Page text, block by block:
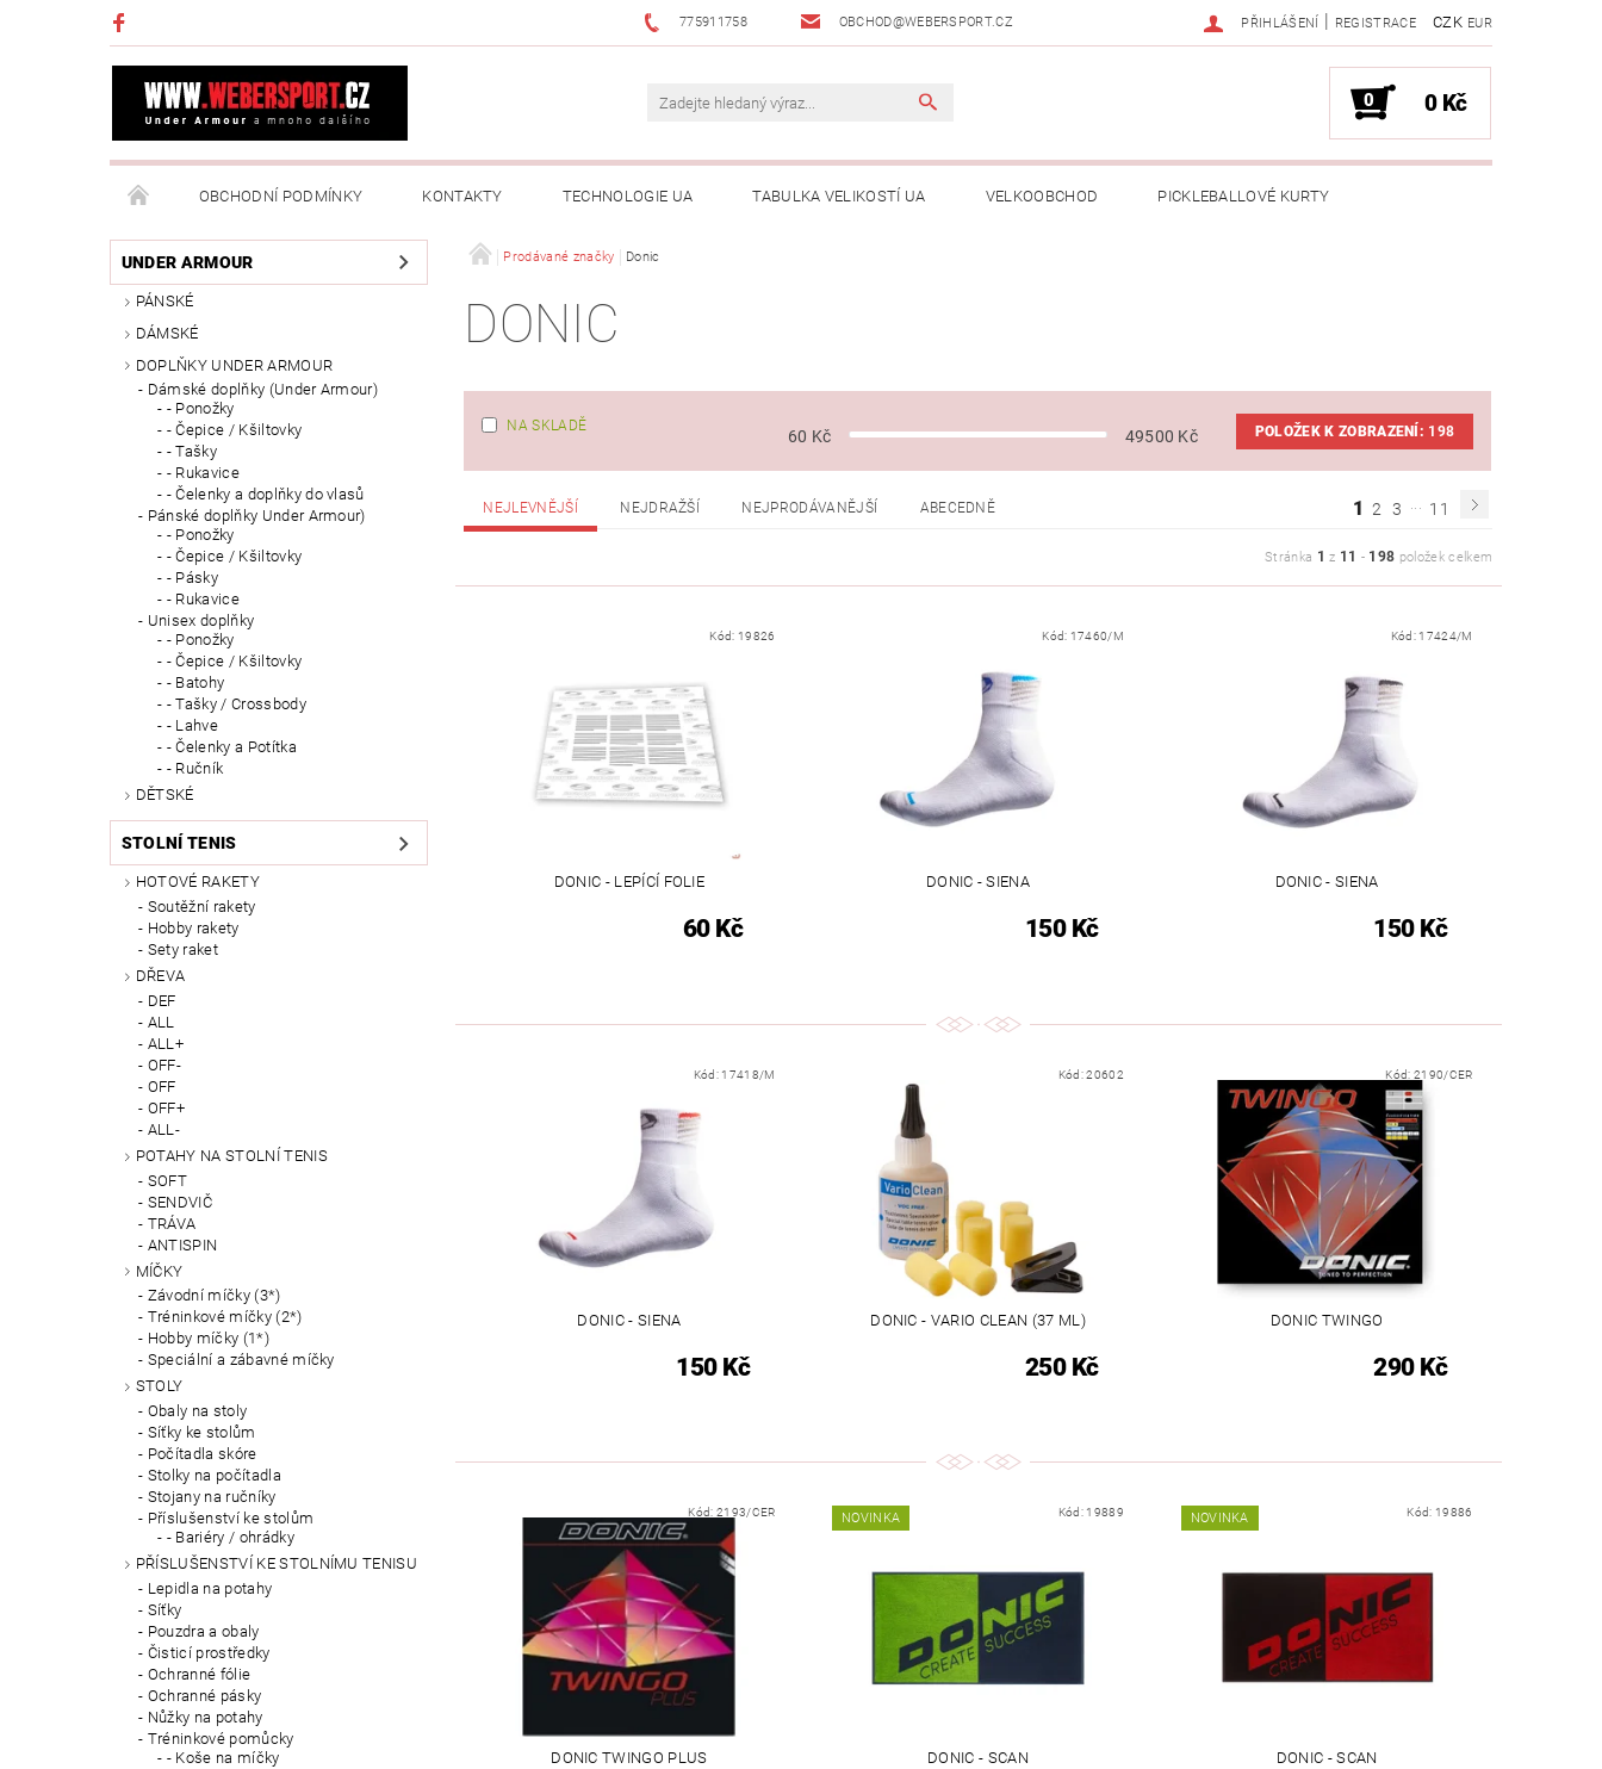
775911758 OBCHOD@WEBERSPORT.CZ CZK EUR
PŘIHLÁŠENÍ | REGISTRACE
0 0 Kč
OBCHODNÍ PODMÍNKY KONTAKTY TECHNOLOGIE UA TABULKA VELIKOSTÍ UA VELKOOBCHOD PICKLEBALLOVÉ KURTY
NAPIŠTE NÁM MOJE OBJEDNÁVKA
UNDER ARMOUR
PÁNSKÉ
DÁMSKÉ
DOPLŇKY UNDER ARMOUR
Dámské doplňky (Under Armour)
- Ponožky
- Čepice / Kšiltovky
- Tašky
- Rukavice
- Čelenky a doplňky do vlasů
Pánské doplňky Under Armour)
- Ponožky
- Čepice / Kšiltovky
- Pásky
- Rukavice
Unisex doplňky
- Ponožky
- Čepice / Kšiltovky
- Batohy
- Tašky / Crossbody
- Lahve
- Čelenky a Potítka
- Ručník
DĚTSKÉ
STOLNÍ TENIS
HOTOVÉ RAKETY
Soutěžní rakety
Hobby rakety
Sety raket
DŘEVA
DEF
ALL
ALL+
OFF-
OFF
OFF+
ALL-
POTAHY NA STOLNÍ TENIS
SOFT
SENDVIČ
TRÁVA
ANTISPIN
MÍČKY
Závodní míčky (3*)
Tréninkové míčky (2*)
Hobby míčky (1*)
Speciální a zábavné míčky
STOLY
Obaly na stoly
Síťky ke stolům
Počítadla skóre
Stolky na počítadla
Stojany na ručníky
Příslušenství ke stolům
- Bariéry / ohrádky
PŘÍSLUŠENSTVÍ KE STOLNÍMU TENISU
Lepidla na potahy
Síťky
Pouzdra a obaly
Čisticí prostředky
Ochranné fólie
Ochranné pásky
Nůžky na potahy
Tréninkové pomůcky
- Koše na míčky
Prodávané značky Donic
DONIC
NA SKLADĚ
60 Kč 49500 Kč POLOŽEK K ZOBRAZENÍ: 198
NEJLEVNĚJŠÍ NEJDRAŽŠÍ NEJPRODÁVANĚJŠÍ ABECEDNĚ 1 2 3 ... 11
Stránka 1 z 11 - 198 položek celkem
Kód: 19826
DONIC - LEPÍCÍ FOLIE
60 Kč
Kód: 17460/M
DONIC - SIENA
150 Kč
Kód: 17424/M
DONIC - SIENA
150 Kč
Kód: 17418/M
DONIC - SIENA
150 Kč
Kód:20602
DONIC - VARIO CLEAN (37 ML)
250 Kč
Kód:2190/CER
DONIC TWINGO
290 Kč
Kód: 2193/CER
DONIC TWINGO PLUS
NOVINKA Kód: 19889
DONIC - SCAN
NOVINKA Kód: 19886
DONIC - SCAN